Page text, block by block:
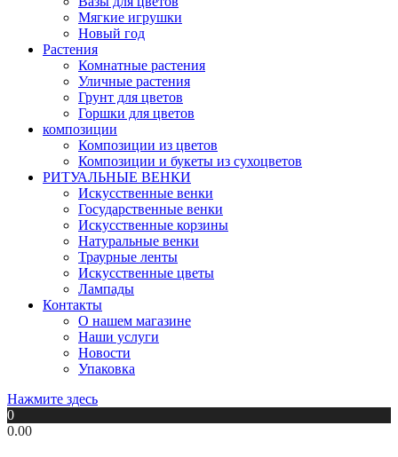
Мягкие игрушки
Новый год
Растения
Комнатные растения
Уличные растения
Грунт для цветов
Горшки для цветов
композиции
Композиции из цветов
Композиции и букеты из сухоцветов
РИТУАЛЬНЫЕ ВЕНКИ
Искусственные венки
Государственные венки
Искусственные корзины
Натуральные венки
Траурные ленты
Искусственные цветы
Лампады
Контакты
О нашем магазине
Наши услуги
Новости
Упаковка
Нажмите здесь
0
0.00